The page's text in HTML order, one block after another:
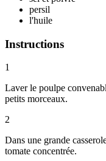
persil
l'huile
Instructions
1
Laver le poulpe
petits morceaux.
2
Dans une grande
tomate concentrée.